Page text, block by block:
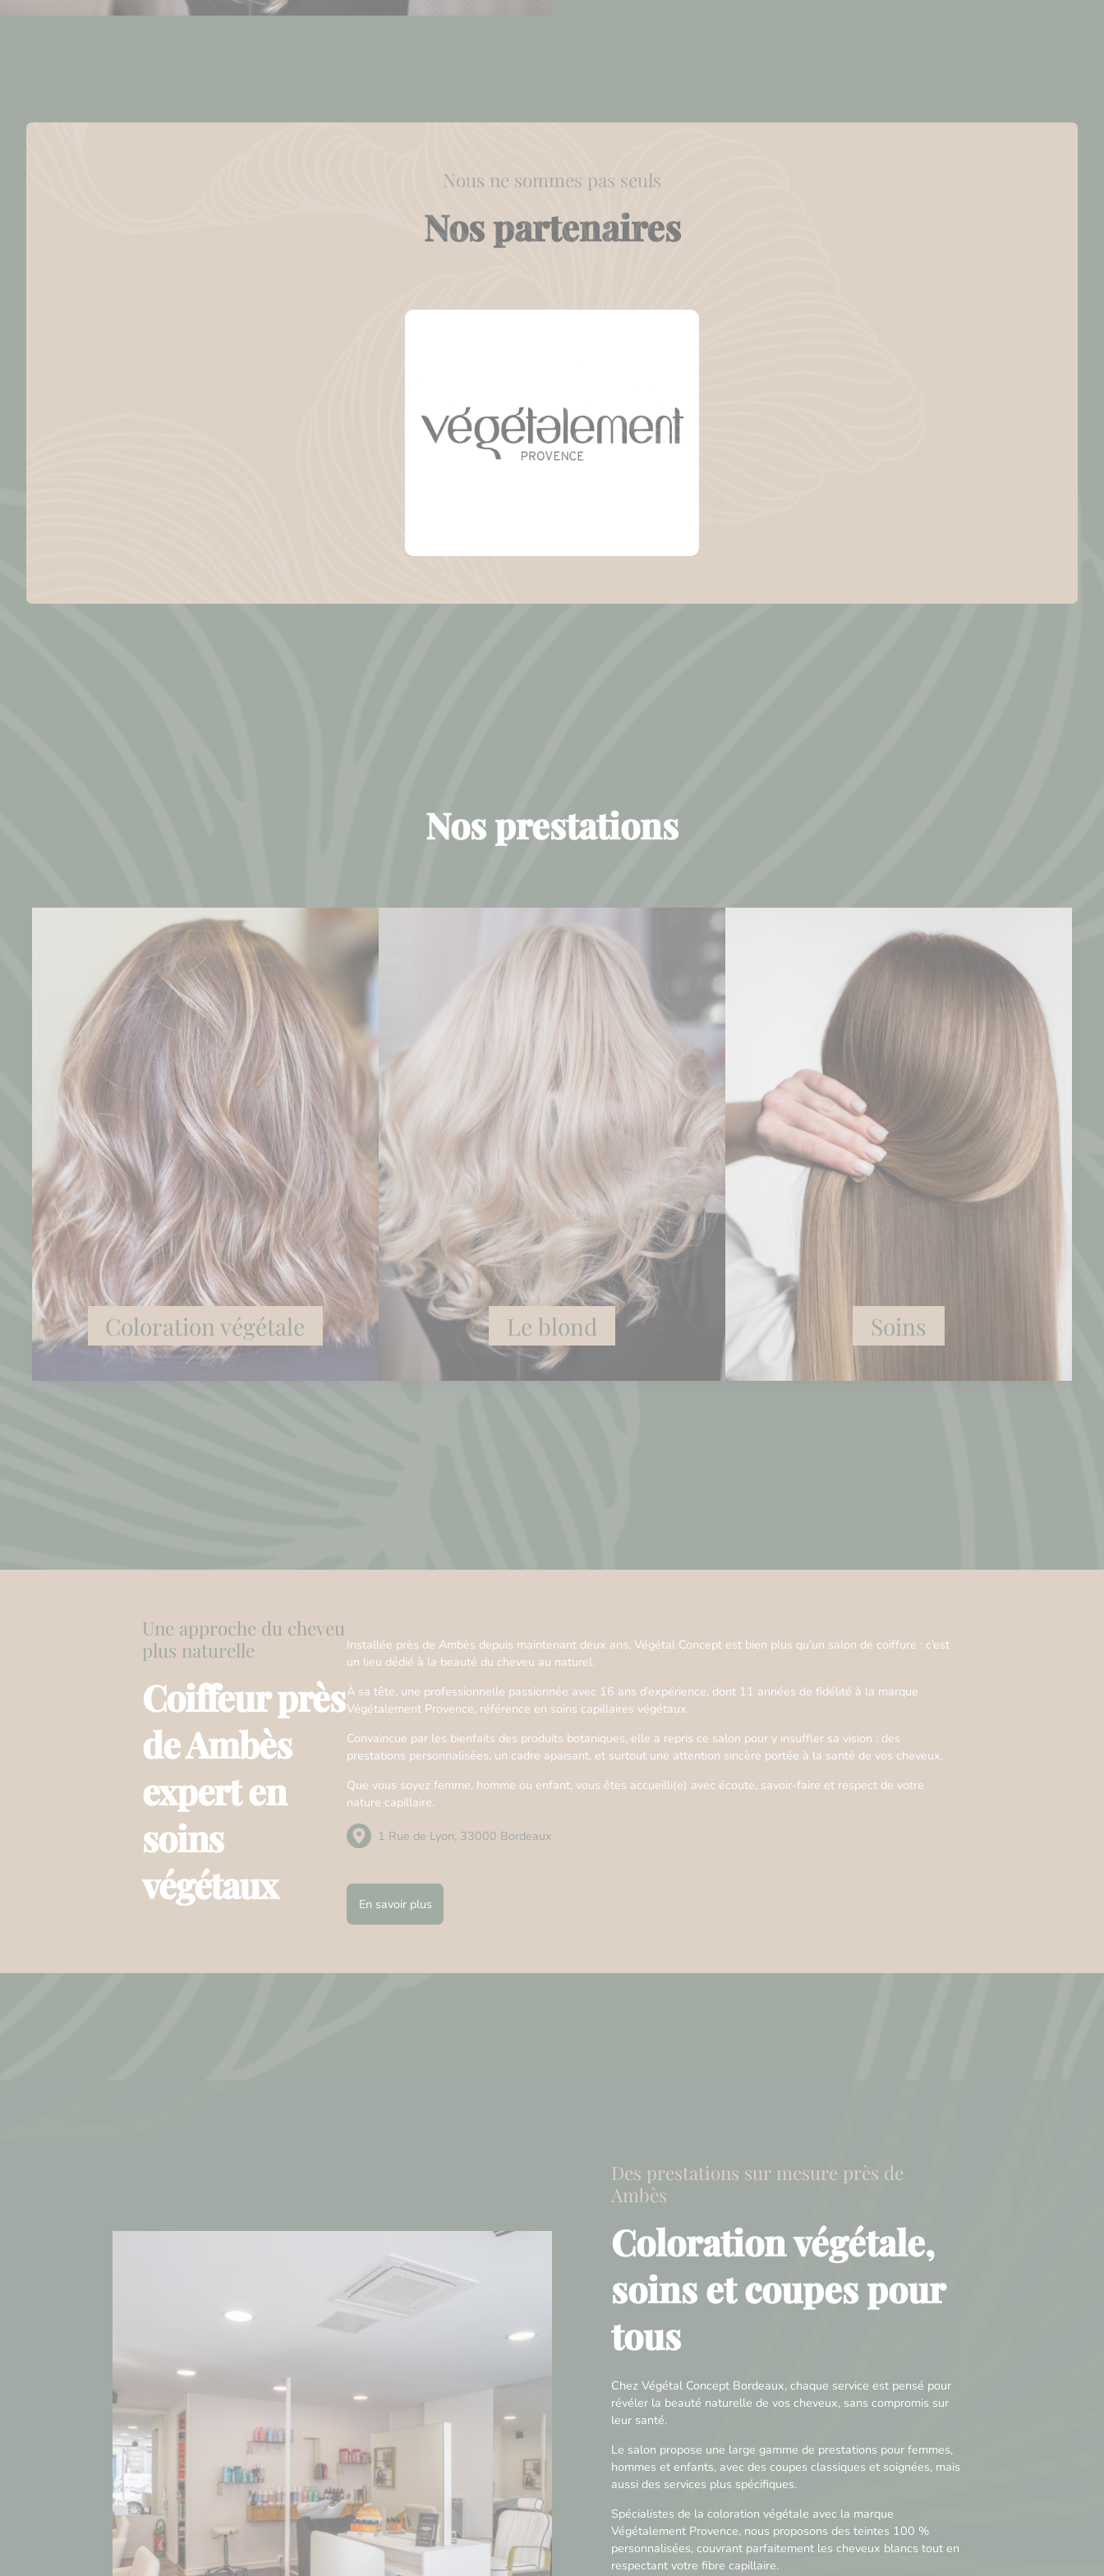
Nous ne sommes pas seuls
Nos partenaires
Nos prestations
Coloration végétale Le blond Soins
Une approche du cheveu
plus naturelle
Coiffeur près
de Ambès
expert en
soins
végétaux
Installée près de Ambès depuis maintenant deux ans, Végétal Concept est bien plus qu’un salon de coiffure : c’est
un lieu dédié à la beauté du cheveu au naturel.
À sa tête, une professionnelle passionnée avec 16 ans d’expérience, dont 11 années de fidélité à la marque
Végétalement Provence, référence en soins capillaires végétaux.
Convaincue par les bienfaits des produits botaniques, elle a repris ce salon pour y insuffler sa vision : des
prestations personnalisées, un cadre apaisant, et surtout une attention sincère portée à la santé de vos cheveux.
Que vous soyez femme, homme ou enfant, vous êtes accueilli(e) avec écoute, savoir-faire et respect de votre
nature capillaire.
1 Rue de Lyon, 33000 Bordeaux
En savoir plus
Des prestations sur mesure près de
Ambès
Coloration végétale,
soins et coupes pour
tous
Chez Végétal Concept Bordeaux, chaque service est pensé pour
révéler la beauté naturelle de vos cheveux, sans compromis sur
leur santé.
Le salon propose une large gamme de prestations pour femmes,
hommes et enfants, avec des coupes classiques et soignées, mais
aussi des services plus spécifiques.
Spécialistes de la coloration végétale avec la marque
Végétalement Provence, nous proposons des teintes 100 %
personnalisées, couvrant parfaitement les cheveux blancs tout en
respectant votre fibre capillaire.